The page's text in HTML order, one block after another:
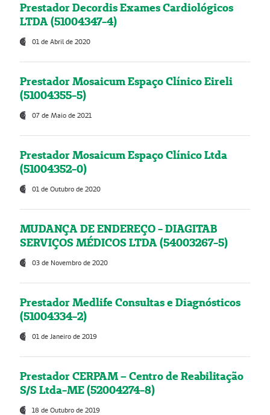
Prestador Decordis Exames Cardiológicos
LTDA (51004347-4)
01 de Abril de 2020
Prestador Mosaicum Espaço Clínico Eireli
(51004355-5)
07 de Maio de 2021
Prestador Mosaicum Espaço Clínico Ltda
(51004352-0)
01 de Outubro de 2020
MUDANÇA DE ENDEREÇO - DIAGITAB
SERVIÇOS MÉDICOS LTDA (54003267-5)
03 de Novembro de 2020
Prestador Medlife Consultas e Diagnósticos
(51004334-2)
01 de Janeiro de 2019
Prestador CERPAM – Centro de Reabilitação
S/S Ltda-ME (52004274-8)
18 de Outubro de 2019